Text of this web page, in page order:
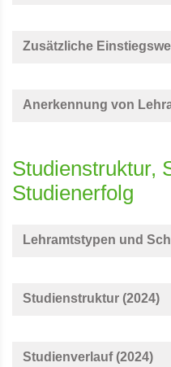
Zusätzliche
Anerkennung von
Studienstruktur,
Studienerfolg
Lehramtstypen und
Studienstruktur (2024)
Studienverlauf (2024)